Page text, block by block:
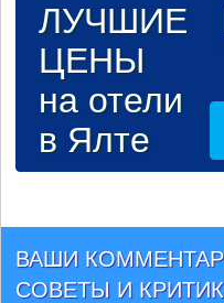
ЛУЧШИЕ
ЦЕНЫ
на отели
в Ялте
ВАШИ
СОВЕТЫ И